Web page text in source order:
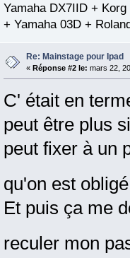
Yamaha DX7IID +
+ Yamaha 03D +
Re: Mainstage pour Ipad
« Réponse #2 le: mars 22,
C' était en
peut être plus
peut fixer à un
qu'on est
Et puis ça me
reculer mon